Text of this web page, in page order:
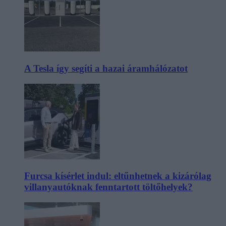
A Tesla így segíti a hazai áramhálózatot
Furcsa kísérlet indul: eltűnhetnek a kizárólag
villanyautóknak fenntartott töltőhelyek?